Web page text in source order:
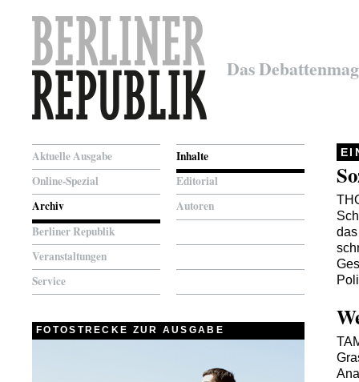
Das
Aktuelle Ausgabe
Online-Spezial
Archiv
Berliner Republik
Veranstaltungen
Service
Inhalte
Editorial
Autoren
FOTOSTRECKE ZUR AUSGABE